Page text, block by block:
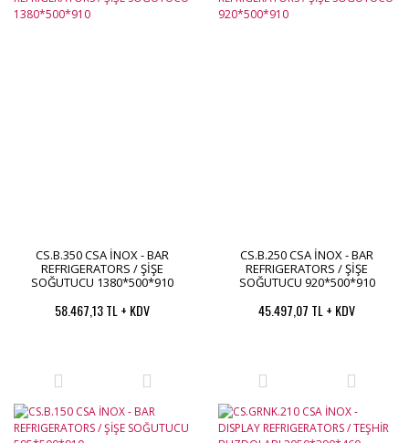
CS.B.350 CSA İNOX - BAR
REFRIGERATORS / ŞİŞE
SOĞUTUCU 1380*500*910
58.467,13 TL + KDV
CS.B.250 CSA İNOX - BAR
REFRIGERATORS / ŞİŞE
SOĞUTUCU 920*500*910
45.497,07 TL + KDV